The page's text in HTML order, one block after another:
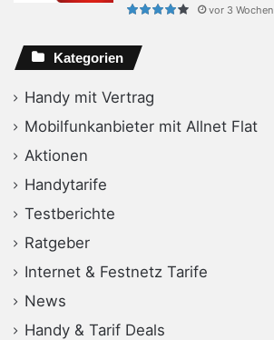
vor 3 Wochen
Kategorien
Handy mit Vertrag
Mobilfunkanbieter mit Allnet Flat
Aktionen
Handytarife
Testberichte
Ratgeber
Internet & Festnetz Tarife
News
Handy & Tarif Deals